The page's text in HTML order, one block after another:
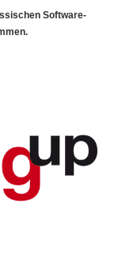
Software-